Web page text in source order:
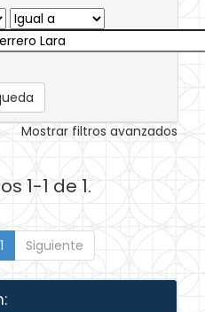
Mostrar filtros avanzados
1-1 de 1.
1 Siguiente